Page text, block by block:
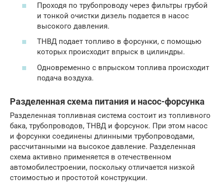
Проходя по трубопроводу через фильтры грубой
и тонкой очистки дизель подается в насос
высокого давления.
ТНВД подает топливо в форсунки, с помощью
которых происходит впрыск в цилиндры.
Одновременно с впрыском топлива происходит
подача воздуха.
Разделенная схема питания и насос-форсунка
Разделенная топливная система состоит из топливного
бака, трубопроводов, ТНВД и форсунок. При этом насос
и форсунки соединены длинными трубопроводами,
рассчитанными на высокое давление. Разделенная
схема активно применяется в отечественном
автомобилестроении, поскольку отличается низкой
стоимостью и простотой конструкции.